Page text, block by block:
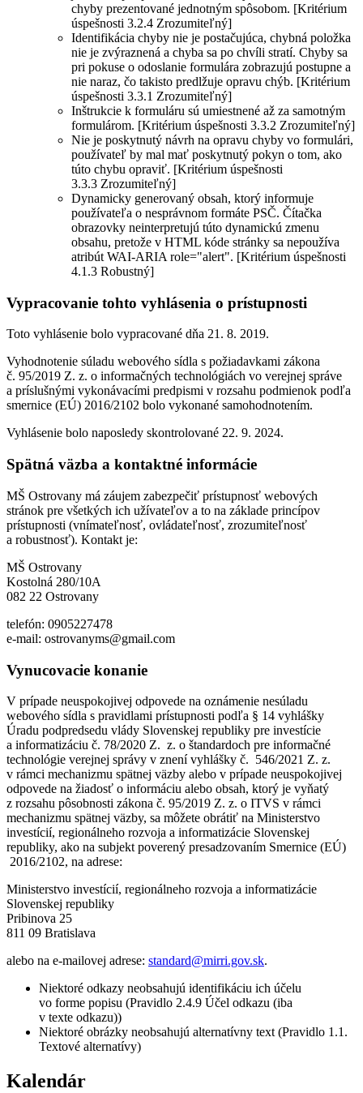
chyby prezentované jednotným spôsobom. [Kritérium
úspešnosti 3.2.4 Zrozumiteľný]
Identifikácia chyby nie je postačujúca, chybná položka
nie je zvýraznená a chyba sa po chvíli stratí. Chyby sa
pri pokuse o odoslanie formulára zobrazujú postupne a
nie naraz, čo takisto predlžuje opravu chýb. [Kritérium
úspešnosti 3.3.1 Zrozumiteľný]
Inštrukcie k formuláru sú umiestnené až za samotným
formulárom. [Kritérium úspešnosti 3.3.2 Zrozumiteľný]
Nie je poskytnutý návrh na opravu chyby vo formulári,
používateľ by mal mať poskytnutý pokyn o tom, ako
túto chybu opraviť. [Kritérium úspešnosti
3.3.3 Zrozumiteľný]
Dynamicky generovaný obsah, ktorý informuje
používateľa o nesprávnom formáte PSČ. Čítačka
obrazovky neinterpretujú túto dynamickú zmenu
obsahu, pretože v HTML kóde stránky sa nepoužíva
atribút WAI-ARIA role="alert". [Kritérium úspešnosti
4.1.3 Robustný]
Vypracovanie tohto vyhlásenia o prístupnosti
Toto vyhlásenie bolo vypracované dňa 21. 8. 2019.
Vyhodnotenie súladu webového sídla s požiadavkami zákona
č. 95/2019 Z. z. o informačných technológiách vo verejnej správe
a príslušnými vykonávacími predpismi v rozsahu podmienok podľa
smernice (EÚ) 2016/2102 bolo vykonané samohodnotením.
Vyhlásenie bolo naposledy skontrolované 22. 9. 2024.
Spätná väzba a kontaktné informácie
MŠ Ostrovany má záujem zabezpečiť prístupnosť webových
stránok pre všetkých ich užívateľov a to na základe princípov
prístupnosti (vnímateľnosť, ovládateľnosť, zrozumiteľnosť
a robustnosť). Kontakt je:
MŠ Ostrovany
Kostolná 280/10A
082 22 Ostrovany
telefón: 0905227478
e-mail: ostrovanyms@gmail.com
Vynucovacie konanie
V prípade neuspokojivej odpovede na oznámenie nesúladu
webového sídla s pravidlami prístupnosti podľa § 14 vyhlášky
Úradu podpredsedu vlády Slovenskej republiky pre investície
a informatizáciu č. 78/2020 Z. z. o štandardoch pre informačné
technológie verejnej správy v znení vyhlášky č. 546/2021 Z. z.
v rámci mechanizmu spätnej väzby alebo v prípade neuspokojivej
odpovede na žiadosť o informáciu alebo obsah, ktorý je vyňatý
z rozsahu pôsobnosti zákona č. 95/2019 Z. z. o ITVS v rámci
mechanizmu spätnej väzby, sa môžete obrátiť na Ministerstvo
investícií, regionálneho rozvoja a informatizácie Slovenskej
republiky, ako na subjekt poverený presadzovaním Smernice (EÚ)
2016/2102, na adrese:
Ministerstvo investícií, regionálneho rozvoja a informatizácie
Slovenskej republiky
Pribinova 25
811 09 Bratislava
alebo na e-mailovej adrese: standard@mirri.gov.sk.
Niektoré odkazy neobsahujú identifikáciu ich účelu
vo forme popisu (Pravidlo 2.4.9 Účel odkazu (iba
v texte odkazu))
Niektoré obrázky neobsahujú alternatívny text (Pravidlo 1.1.
Textové alternatívy)
Kalendár